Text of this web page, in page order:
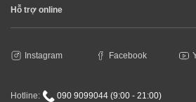
Hỗ trợ online
Instagram Facebook
Hotline: 090 9099044 (9:00 - 21:00)